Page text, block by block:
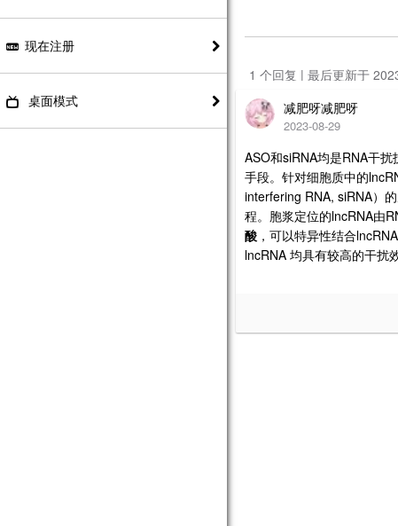
1 个回复 | 最后更新于
减肥呀减肥呀
2023-08-29
ASO和siRNA均是RNA干扰
手段。针对细胞质中的
interfering RNA, siRNA）
程。胞浆定位的lncRNA由
酸 ，可以特异性结合lncRNA
lncRNA 均具有较高的干扰
现在注册
桌面模式